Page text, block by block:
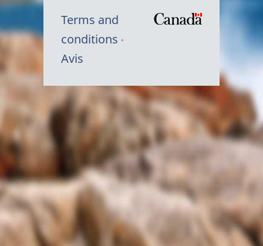
Terms and
conditions
Avis
Symbole
du
Canada